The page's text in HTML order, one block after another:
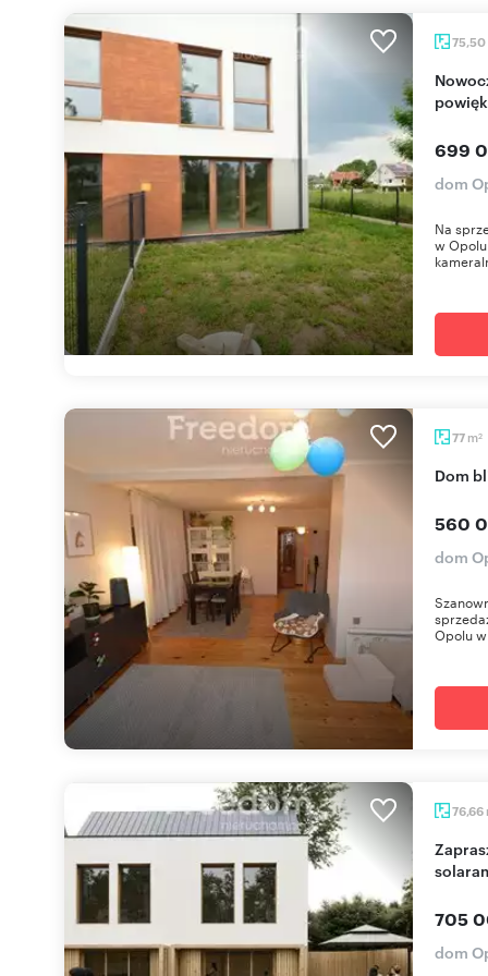
75,50
Nowoczesny dom z ogródkiem i możliwością
699
dom
Na
w
77 m2
Dom
560
dom
Opolu
76,66
Zapraszam do obejrzenia nowoczesnego domu z
705
dom